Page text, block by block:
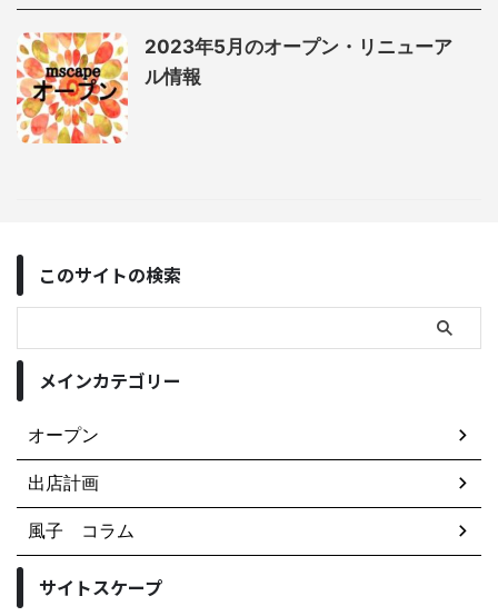
2023年5月のオープン・リニューア
ル情報
このサイトの検索
メインカテゴリー
オープン
出店計画
風子 コラム
サイトスケープ